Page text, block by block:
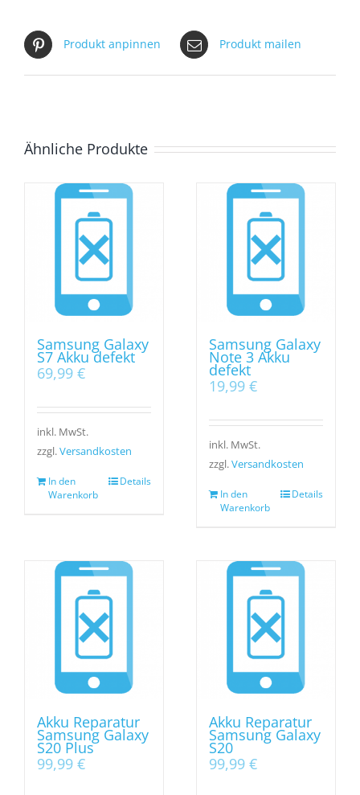
Produkt anpinnen Produkt mailen
Ähnliche Produkte
Samsung Galaxy
S7 Akku defekt
69,99 €
inkl. MwSt.
zzgl.Versandkosten
In den
Warenkorb
Details
Samsung Galaxy
Note 3 Akku
defekt
19,99 €
inkl. MwSt.
zzgl.Versandkosten
In den
Warenkorb
Details
Akku Reparatur
Samsung Galaxy
S20 Plus
99,99 €
Akku Reparatur
Samsung Galaxy
S20
99,99 €